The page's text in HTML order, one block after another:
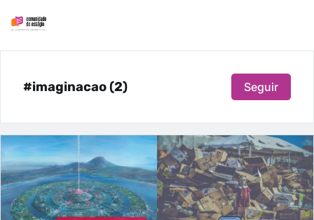
#imaginacao (2) Seguir